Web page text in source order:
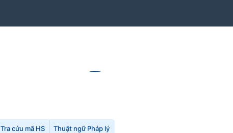
Tra cứu mã HS Thuật ngữ Pháp lý